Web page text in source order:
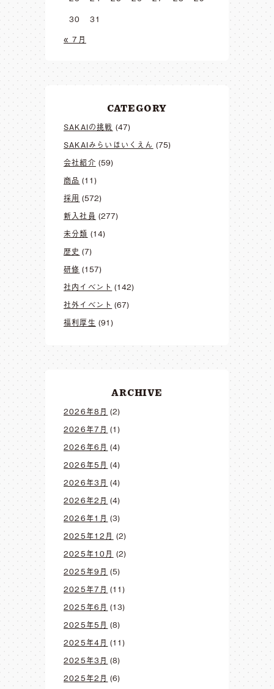
30
31
« 7月
CATEGORY
SAKAIの挑戦 (47)
SAKAIみらいほいくえん (75)
会社紹介 (59)
商品 (11)
採用 (572)
新入社員 (277)
未分類 (14)
歴史 (7)
研修 (157)
社内イベント (142)
社外イベント (67)
福利厚生 (91)
ARCHIVE
2026年8月 (2)
2026年7月 (1)
2026年6月 (4)
2026年5月 (4)
2026年3月 (4)
2026年2月 (4)
2026年1月 (3)
2025年12月 (2)
2025年10月 (2)
2025年9月 (5)
2025年7月 (11)
2025年6月 (13)
2025年5月 (8)
2025年4月 (11)
2025年3月 (8)
2025年2月 (6)